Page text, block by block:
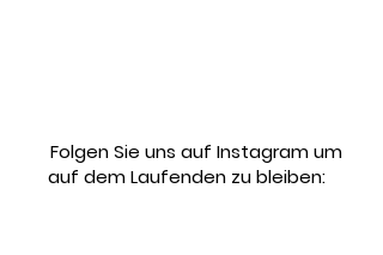
Folgen Sie uns auf Instagram um
auf dem Laufenden zu bleiben: